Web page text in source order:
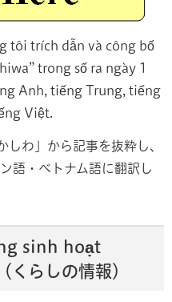
tôi trích dẫn và công bố
trong số ra ngày 1
Anh, tiếng Trung, tiếng
Việt.
わ」から記事を抜粋し、
語・ベトナム語に翻訳し
sinh hoạt
らしの情報）